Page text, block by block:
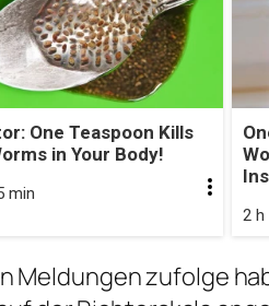
One Teaspoon Kills
in Your Body!
min
2 h
Meldungen zufolge